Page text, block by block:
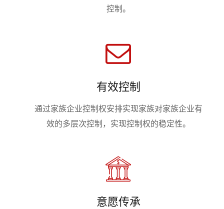
控制。
有效控制
通过家族企业控制权安排实现家族对家族企业有
效的多层次控制，实现控制权的稳定性。
意愿传承